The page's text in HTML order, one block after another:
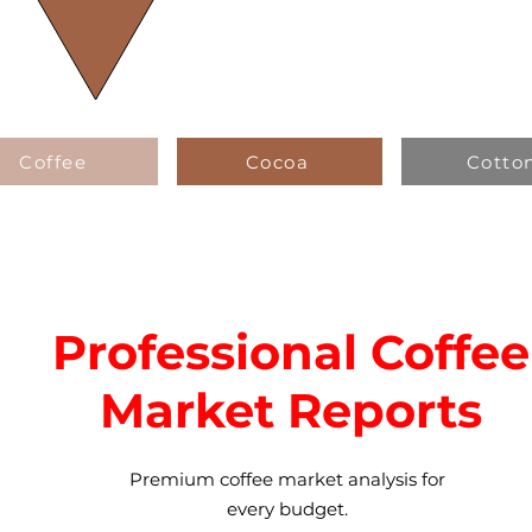
Coffee Cocoa
Professional Coffee
Market Reports
Premium coffee market analysis for
every budget.